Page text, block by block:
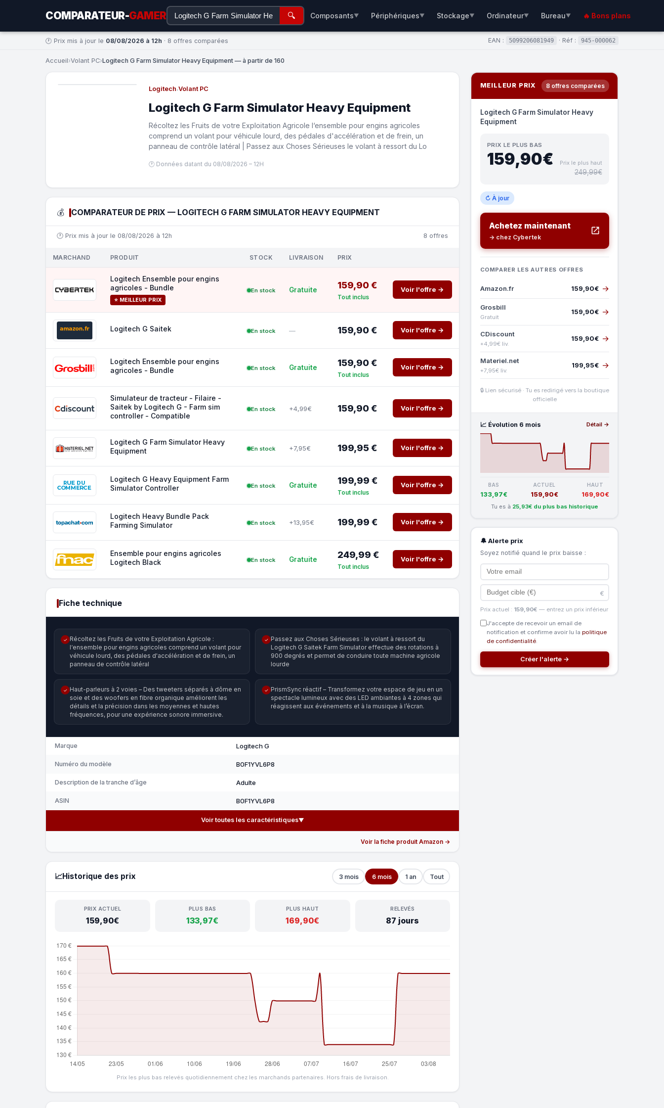
COMPARATEUR-GAMER 🔍 Composants▼ Périphériques▼ Stockage▼ Ordinateur▼ Bureau▼ 🔥 Bons plans
🕐 Prix mis à jour le 08/08/2026 à 12h · 8 offres comparées EAN : 5099206081949 · Réf : 945-000062
Accueil›Volant PC›Logitech G Farm Simulator Heavy Equipment — à partir de 160
Logitech·Volant PC
Logitech G Farm Simulator Heavy Equipment
Récoltez les Fruits de votre Exploitation Agricole l‘ensemble pour engins agricoles
comprend un volant pour véhicule lourd, des pédales d'accélération et de frein, un
panneau de contrôle latéral | Passez aux Choses Sérieuses le volant à ressort du Lo
🕐 Données datant du 08/08/2026 – 12H
💰 COMPARATEUR DE PRIX — LOGITECH G FARM SIMULATOR HEAVY EQUIPMENT
🕐 Prix mis à jour le 08/08/2026 à 12h 8 offres
MARCHAND PRODUIT STOCK LIVRAISON PRIX
Logitech Ensemble pour engins
agricoles - Bundle
⭐ MEILLEUR PRIX
En stock Gratuite 159,90 €
Tout inclus
Voir l'offre →
Logitech G Saitek En stock — 159,90 € Voir l'offre →
Logitech Ensemble pour engins
agricoles - Bundle
En stock Gratuite 159,90 €
Tout inclus
Voir l'offre →
Simulateur de tracteur - Filaire -
Saitek by Logitech G - Farm sim
controller - Compatible
En stock +4,99€ 159,90 € Voir l'offre →
Logitech G Farm Simulator Heavy
Equipment
En stock +7,95€ 199,95 € Voir l'offre →
Logitech G Heavy Equipment Farm
Simulator Controller
En stock Gratuite 199,99 €
Tout inclus
Voir l'offre →
Logitech Heavy Bundle Pack
Farming Simulator
En stock +13,95€ 199,99 € Voir l'offre →
Ensemble pour engins agricoles
Logitech Black
En stock Gratuite 249,99 €
Tout inclus
Voir l'offre →
Fiche technique
✓ Récoltez les Fruits de votre Exploitation Agricole :
l‘ensemble pour engins agricoles comprend un volant pour
véhicule lourd, des pédales d'accélération et de frein, un
panneau de contrôle latéral
✓ Passez aux Choses Sérieuses : le volant à ressort du
Logitech G Saitek Farm Simulator effectue des rotations à
900 degrés et permet de conduire toute machine agricole
lourde
✓ Haut-parleurs à 2 voies – Des tweeters séparés à dôme en
soie et des woofers en fibre organique améliorent les
détails et la précision dans les moyennes et hautes
fréquences, pour une expérience sonore immersive.
✓ PrismSync réactif – Transformez votre espace de jeu en un
spectacle lumineux avec des LED ambiantes à 4 zones qui
réagissent aux événements et à la musique à l’écran.
Marque Logitech G
Numéro du modèle B0F1YVL6P8
Description de la tranche d’âge Adulte
ASIN B0F1YVL6P8
Voir toutes les caractéristiques▼
Voir la fiche produit Amazon →
📈Historique des prix 3 mois 6 mois 1 an Tout
PRIX ACTUEL
159,90€
PLUS BAS
133,97€
PLUS HAUT
169,90€
RELEVÉS
87 jours
Prix les plus bas relevés quotidiennement chez les marchands partenaires. Hors frais de livraison.
MEILLEUR PRIX 8 offres comparées
Logitech G Farm Simulator Heavy
Equipment
PRIX LE PLUS BAS
159,90€ Prix le plus haut
249,99€
↻ À jour
Achetez maintenant
→ chez Cybertek
COMPARER LES AUTRES OFFRES
Amazon.fr 159,90€ →
Grosbill
Gratuit
159,90€ →
CDiscount
+4,99€ liv.
159,90€ →
Materiel.net
+7,95€ liv.
199,95€ →
🔒 Lien sécurisé · Tu es redirigé vers la boutique
officielle
📈 Évolution 6 mois Détail →
BAS
133,97€
ACTUEL
159,90€
HAUT
169,90€
Tu es à 25,93€ du plus bas historique
🔔 Alerte prix
Soyez notifié quand le prix baisse :
€
Prix actuel : 159,90€ — entrez un prix inférieur
J'accepte de recevoir un email de
notification et confirme avoir lu la politique
de confidentialité.
Créer l'alerte →